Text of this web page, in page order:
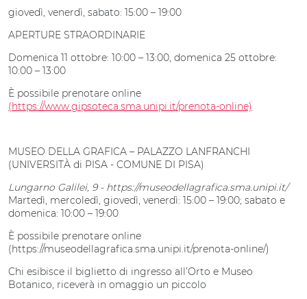
giovedì, venerdì, sabato: 15:00 – 19:00
APERTURE STRAORDINARIE
Domenica 11 ottobre: 10:00 – 13:00, domenica 25 ottobre:
10:00 – 13:00
È possibile prenotare online
(https://www.gipsoteca.sma.unipi.it/prenota-online)
MUSEO DELLA GRAFICA – PALAZZO LANFRANCHI
(UNIVERSITÀ di PISA - COMUNE DI PISA)
Lungarno Galilei, 9 - https://museodellagrafica.sma.unipi.it/
Martedì, mercoledì, giovedì, venerdì: 15:00 – 19:00; sabato e
domenica: 10:00 – 19:00
È possibile prenotare online
(https://museodellagrafica.sma.unipi.it/prenota-online/)
Chi esibisce il biglietto di ingresso all’Orto e Museo
Botanico, riceverà in omaggio un piccolo